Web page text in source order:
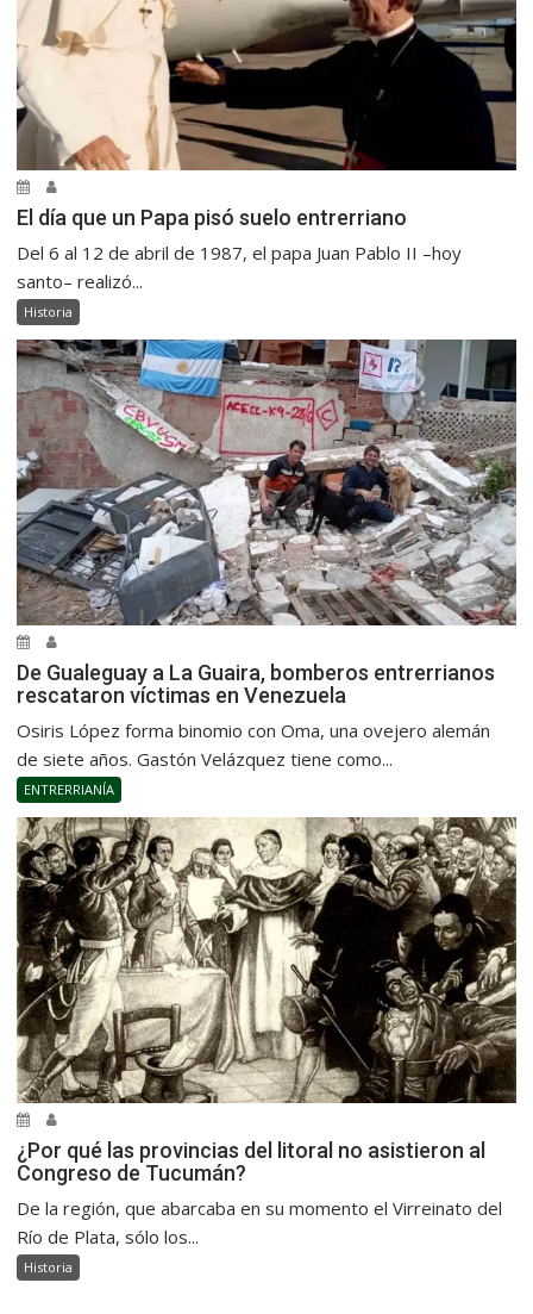
El día que un Papa pisó suelo entrerriano
Del 6 al 12 de abril de 1987, el papa Juan Pablo II –hoy
santo– realizó...
Historia
De Gualeguay a La Guaira, bomberos entrerrianos
rescataron víctimas en Venezuela
Osiris López forma binomio con Oma, una ovejero alemán
de siete años. Gastón Velázquez tiene como...
ENTRERRIANÍA
¿Por qué las provincias del litoral no asistieron al
Congreso de Tucumán?
De la región, que abarcaba en su momento el Virreinato del
Río de Plata, sólo los...
Historia